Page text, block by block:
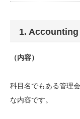
1.
（内容）
科目名でもある管理
な内容です。